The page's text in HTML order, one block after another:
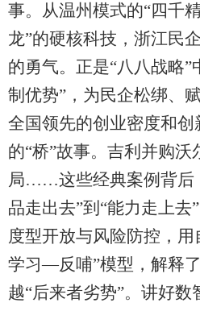
事。从温州模式的“四千
龙”的硬核科技，浙江民
的勇气。正是“八八战略
制优势”，为民企松绑、
全国领先的创业密度和
的“桥”故事。吉利并购
局……这些经典案例背后
品走出去”到“能力走上去
度型开放与风险防控，
学习—反哺”模型，解释
越“后来者劣势”。讲好数